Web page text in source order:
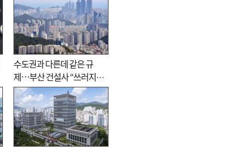
수도권과 다른데 같은 규
제…부산 건설사 “쓰러지기
직전”